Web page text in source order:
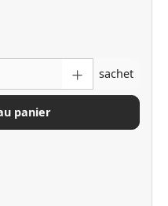
souhaitée ou utilisez les
sachet
panier